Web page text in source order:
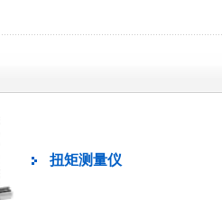
扭矩测量仪